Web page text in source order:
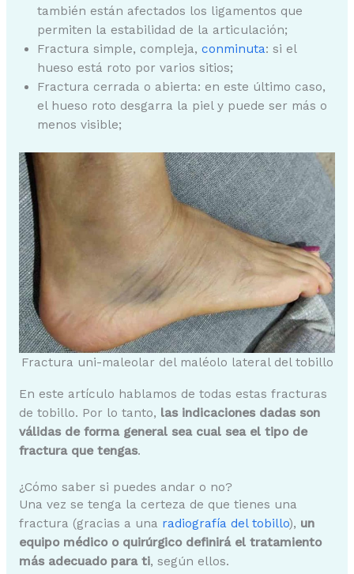
también están afectados los ligamentos que
permiten la estabilidad de la articulación;
Fractura simple, compleja,conminuta: si el
hueso está roto por varios sitios;
Fractura cerrada o abierta: en este último caso,
el hueso roto desgarra la piel y puede ser más o
menos visible;
Fractura uni-maleolar del maléolo lateral del tobillo
En este artículo hablamos de todas estas fracturas
de tobillo. Por lo tanto, las indicaciones dadas son
válidas de forma general sea cual sea el tipo de
fractura que tengas.
¿Cómo saber si puedes andar o no?
Una vez se tenga la certeza de que tienes una
fractura (gracias a una radiografía del tobillo), un
equipo médico o quirúrgico definirá el tratamiento
más adecuado para ti, según ellos.